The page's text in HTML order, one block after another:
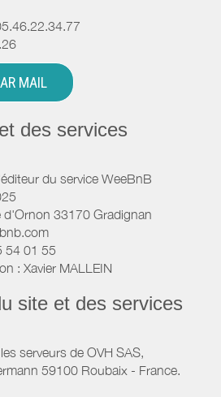
MAIL
des services
du service WeeBnB
d'Ornon 33170 Gradignan
54 01 55
: Xavier MALLEIN
site et des services
serveurs de OVH SAS,
59100 Roubaix - France.